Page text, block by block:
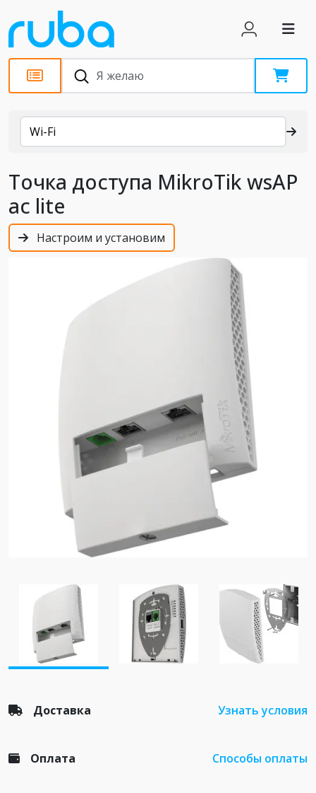
Каталог
Wi-Fi
Точка доступа MikroTik wsAP
ac lite
Настроим и установим
Доставка Узнать условия
Оплата Способы оплаты